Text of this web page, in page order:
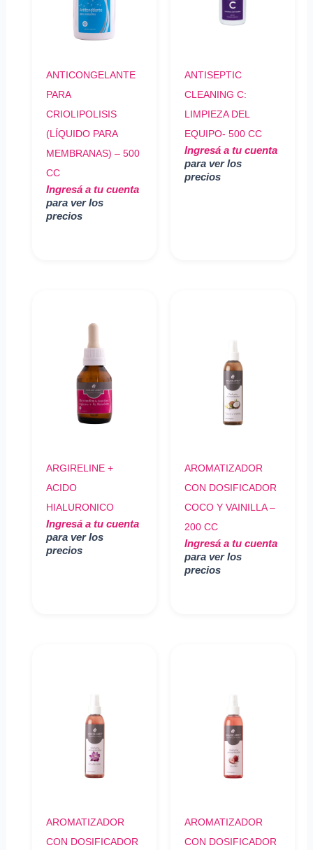
ANTICONGELANTE
PARA
CRIOLIPOLISIS
(LÍQUIDO PARA
MEMBRANAS) – 500
CC
Ingresá a tu cuenta
para ver los
precios
ANTISEPTIC
CLEANING C:
LIMPIEZA DEL
EQUIPO- 500 CC
Ingresá a tu cuenta
para ver los
precios
ARGIRELINE +
ACIDO
HIALURONICO
Ingresá a tu cuenta
para ver los
precios
AROMATIZADOR
CON DOSIFICADOR
COCO Y VAINILLA –
200 CC
Ingresá a tu cuenta
para ver los
precios
AROMATIZADOR
CON DOSIFICADOR
AROMATIZADOR
CON DOSIFICADOR